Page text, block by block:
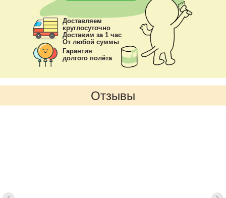
Доставляем
круглосуточно
Доставим за 1 час
От любой суммы
Гарантия
долгого полёта
Отзывы